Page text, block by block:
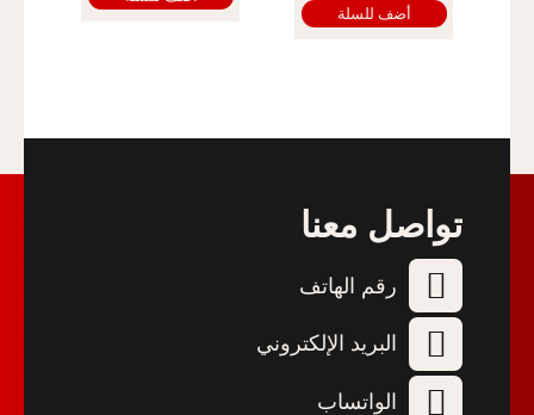
أضف للسلة
تواصل معنا
رقم الهاتف
البريد الإلكتروني
الواتساب